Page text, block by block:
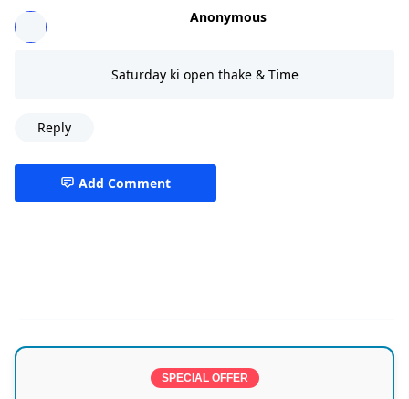
Anonymous
Saturday ki open thake & Time
Reply
Add Comment
SPECIAL OFFER